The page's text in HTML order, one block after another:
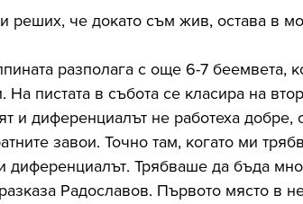
и реших, че докато съм жив, остава в
разполага с още 6-7 беемвета,
На пистата в събота се класира на
и диференциалът не работеха добре,
завои. Точно там, когато ми
Трябваше да бъда
Радославов. Първото място в